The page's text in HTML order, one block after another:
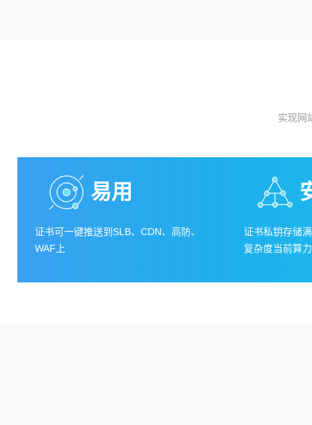
实现网
易用
证书可一键推送到SLB、CDN、高防、
WAF上
证书私钥存储
复杂度当前算